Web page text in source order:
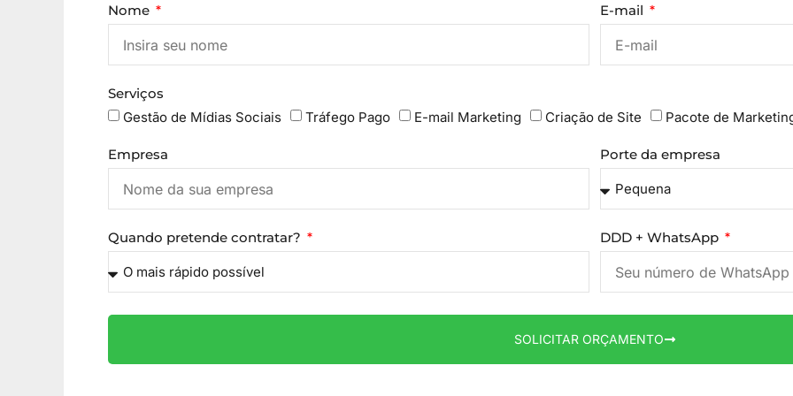
Nome E-mail
Serviços
Gestão de Mídias Sociais
Tráfego Pago E-mail Marketing Criação de Site Pacote de
Empresa Porte da empresa
Quando pretende contratar? DDD + WhatsApp
SOLICITAR ORÇAMENTO